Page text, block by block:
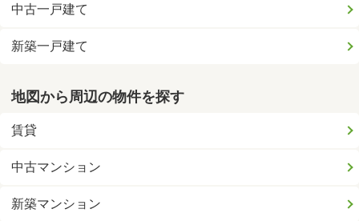
中古一戸建て
新築一戸建て
地図から周辺の物件を探す
賃貸
中古マンション
新築マンション